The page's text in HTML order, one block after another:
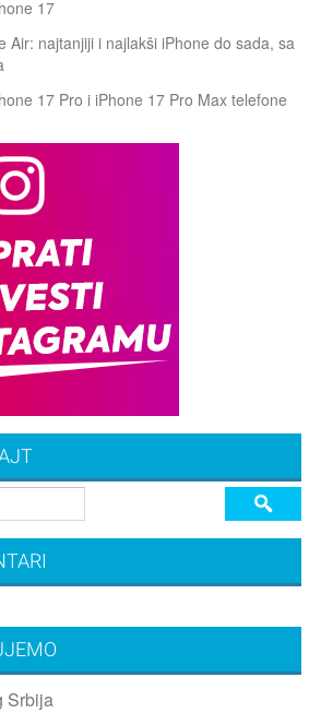
17
Air: najtanjiji i najlakši iPhone do sada, sa
17 Pro i iPhone 17 Pro Max telefone
Srbija